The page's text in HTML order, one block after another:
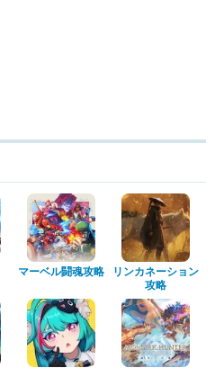
マーベル闘魂攻略
リンカネーション
攻略